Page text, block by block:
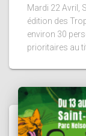
Mardi 22 Avril,
édition des
environ 30
prioritaires au